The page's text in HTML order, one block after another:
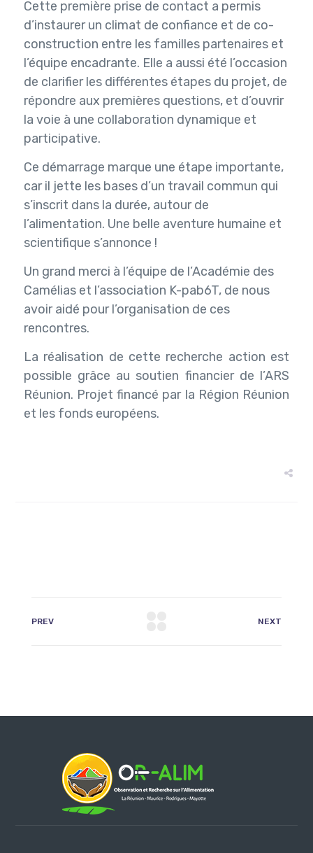
Cette première prise de contact a permis
d’instaurer un climat de confiance et de co-
construction entre les familles partenaires et
l’équipe encadrante. Elle a aussi été l’occasion
de clarifier les différentes étapes du projet, de
répondre aux premières questions, et d’ouvrir
la voie à une collaboration dynamique et
participative.
Ce démarrage marque une étape importante,
car il jette les bases d’un travail commun qui
s’inscrit dans la durée, autour de
l’alimentation. Une belle aventure humaine et
scientifique s’annonce !
Un grand merci à l’équipe de l’Académie des
Camélias et l’association K-pab6T, de nous
avoir aidé pour l’organisation de ces
rencontres.
La réalisation de cette recherche action est
possible grâce au soutien financier de l’ARS
Réunion. Projet financé par la Région Réunion
et les fonds européens.
PREV NEXT